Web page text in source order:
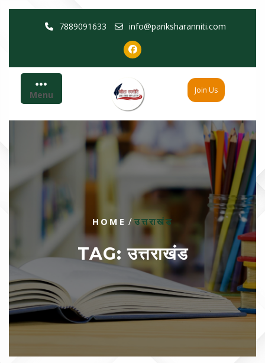
7889091633 info@pariksharanniti.com
Menu Join Us
HOME / उत्तराखंड
TAG:उत्तराखंड